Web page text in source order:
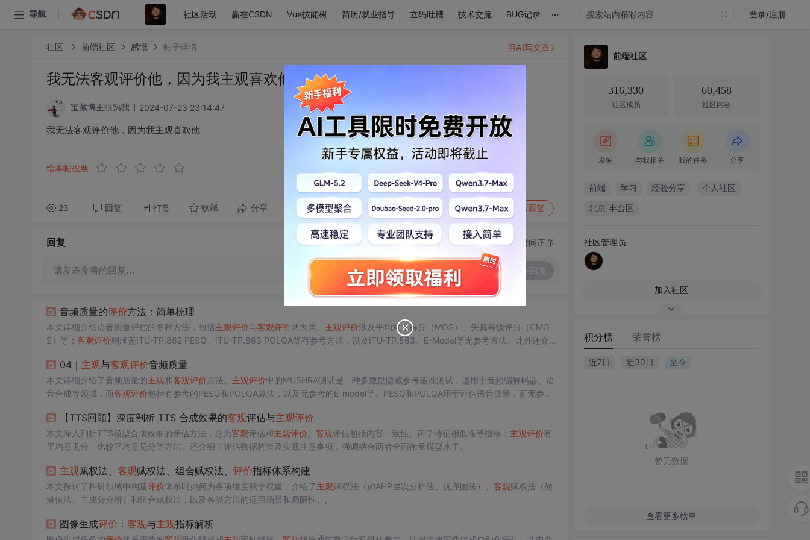
导航 社区活动 赢在CSDN Vue技能树 简历/就业指导 立码吐槽 技术交流 BUG记录 ... 登录/注册
社区 前端社区 感慨 帖子详情
我无法客观评价他，因为我主观喜欢他
宝藏博主眼熟我 2024-07-23 23:14:47
我无法客观评价他，因为我主观喜欢他
给本帖投票
23 回复 打赏 收藏 分享 转发到动态 举报 写回复
用AI写文章
回复 切换为时间正序
请发表友善的回复…
音频质量的评价方法：简单梳理
本文详细介绍语音质量评估的各种方法，包括主观评价与客观评价两大类。 主观评价涉及平均意见得分（MOS）、失真等级评分（CMO
S）等； 客观评价则涵盖ITU-TP.862 PESQ、ITU-TP.863 POLQA等有参考方法，以及ITU-TP.563、E-Model等无参考方法。此外还介
04｜ 主观与客观评价音频质量
本文详细介绍了音频质量的主观和客观评价方法。 主观评价中的MUSHRA测试是一种多激励隐藏参考基准测试，适用于音频编解码器、语
音合成等领域，而客观评价包括有参考的PESQ和POLQA算法，以及无参考的E-model等。PESQ和POLQA用于评估语音质量，而无参考
【TTS回顾】深度剖析 TTS 合成效果的客观评估与主观评价
本文深入剖析TTS模型合成效果的评估方法，分为客观评估和主观评价 客观评估包括内容一致性、声学特征相似性等指标； 主观评价有
平均意见分、比较平均意见分等方法。还介绍了评估数据构造及实践注意事项，强调结合两者全面衡量模型水平。
主观赋权法、 客观赋权法、组合赋权法、 评价指标体系构建
本文探讨了科研领域中构建评价体系时如何为各项维度赋予权重，介绍了主观赋权法（如AHP层次分析法、优序图法）、 客观赋权法（如
熵值法、主成分分析）和组合赋权法，以及各类方法的适用场景和局限性。,
图像生成评价 ： 客观与主观指标解析
前端社区
316,330
社区成员
60,458
社区内容
发帖 与我相关 我的任务 分享
前端 学习 经验分享 个人社区
北京·丰台区
社区管理员
加入社区
积分榜 荣誉榜
近7日 近30日 至今
暂无数据
查看更多榜单